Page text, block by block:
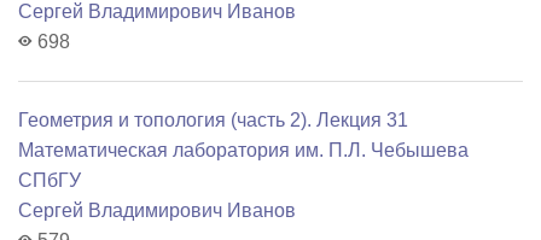
Сергей Владимирович Иванов
698
Геометрия и топология (часть 2). Лекция 31
Математичеcкая лаборатория им. П.Л. Чебышева
СПбГУ
Сергей Владимирович Иванов